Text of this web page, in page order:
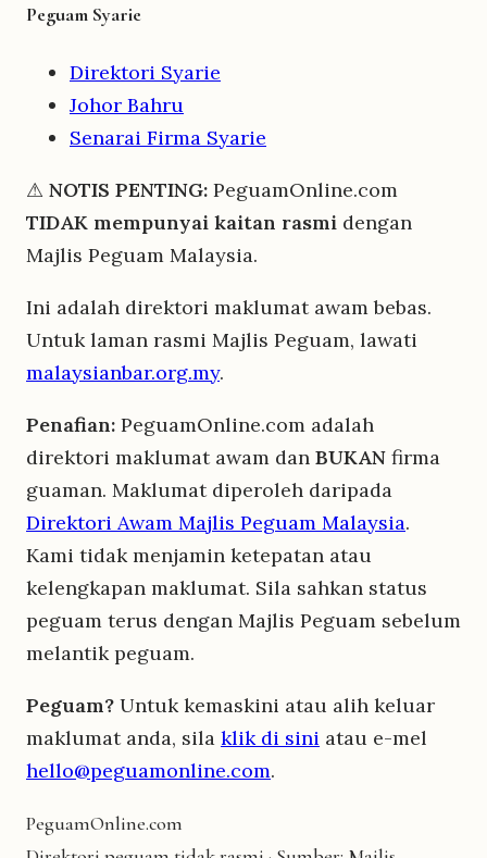
Peguam Syarie
Direktori Syarie
Johor Bahru
Senarai Firma Syarie
⚠ NOTIS PENTING: PeguamOnline.com
TIDAK mempunyai kaitan rasmi dengan
Majlis Peguam Malaysia.
Ini adalah direktori maklumat awam bebas.
Untuk laman rasmi Majlis Peguam, lawati
malaysianbar.org.my.
Penafian: PeguamOnline.com adalah
direktori maklumat awam dan BUKAN firma
guaman. Maklumat diperoleh daripada
Direktori Awam Majlis Peguam Malaysia.
Kami tidak menjamin ketepatan atau
kelengkapan maklumat. Sila sahkan status
peguam terus dengan Majlis Peguam sebelum
melantik peguam.
Peguam? Untuk kemaskini atau alih keluar
maklumat anda, sila klik di sini atau e-mel
hello@peguamonline.com.
PeguamOnline.com